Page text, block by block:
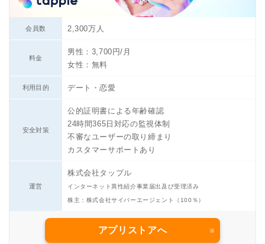
会員数 2,300万人
料金
男性：3,700円/月
女性：無料
利用目的 デート・恋愛
安全対策
公的証明書による年齢確認
24時間365日対応の監視体制
不審なユーザーの取り締まり
カスタマーサポートあり
運営
株式会社タップル
インターネット異性紹介事業届出及び受理済み
株主：株式会社サイバーエージェント（100％）
アプリストアへ